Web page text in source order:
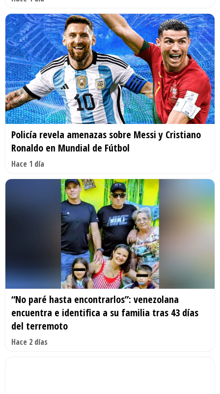
Policía revela amenazas sobre Messi y Cristiano
Ronaldo en Mundial de Fútbol
Hace 1 día
“No paré hasta encontrarlos”: venezolana
encuentra e identifica a su familia tras 43 días
del terremoto
Hace 2 días